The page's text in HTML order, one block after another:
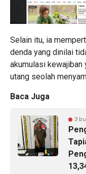
Selain itu, ia
denda yang dinilai
akumulasi kewajiban
utang seolah
Baca Juga
3